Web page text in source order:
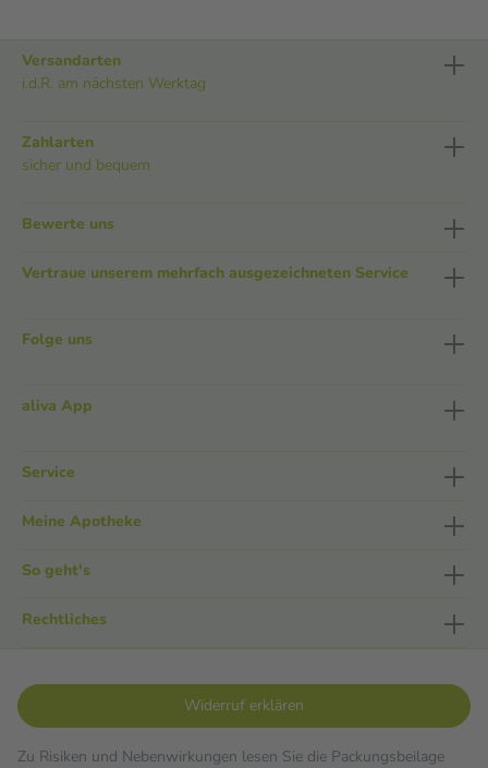
Versandarten
i.d.R. am nächsten Werktag
Zahlarten
sicher und bequem
Bewerte uns
Vertraue unserem mehrfach ausgezeichneten Service
Folge uns
aliva App
Service
Meine Apotheke
So geht's
Rechtliches
Widerruf erklären
Zu Risiken und Nebenwirkungen lesen Sie die Packungsbeilage